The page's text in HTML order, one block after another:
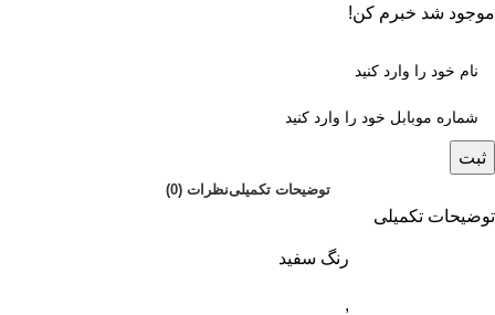
موجود شد خبرم کن!
ثبت
توضیحات تکمیلینظرات (0)
توضیحات تکمیلی
رنگ سفید
,